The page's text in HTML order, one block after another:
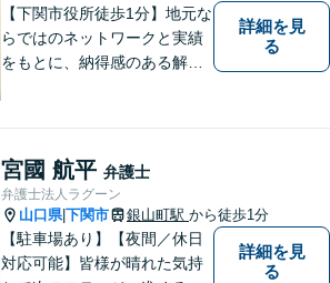
【下関市役所徒歩1分】地元な
らではのネットワークと実績
をもとに、納得感のある解決
詳細を見
る
宮國 航平 弁護士
弁護士法人ラグーン
山口県|下関市 銀山町駅 から徒歩1分
【駐車場あり】【夜間／休日
対応可能】皆様が晴れた気持
詳細を見
る